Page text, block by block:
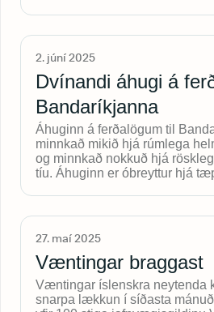
2. júní 2025
Dvínandi áhugi á
Bandaríkjanna
Áhuginn á ferðalögum til
minnkað mikið hjá rúmlega
og minnkað nokkuð hjá
tíu. Áhuginn er óbreyttur hjá
27. maí 2025
Væntingar braggast
Væntingar íslenskra neytenda
snarpa lækkun í síðasta